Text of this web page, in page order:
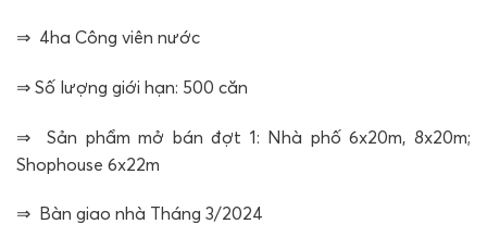
⇒ 4ha Công viên nước
⇒ Số lượng giới hạn: 500 căn
⇒ Sản phẩm mở bán đợt 1: Nhà phố 6x20m, 8x20m;
Shophouse 6x22m
⇒ Bàn giao nhà Tháng 3/2024